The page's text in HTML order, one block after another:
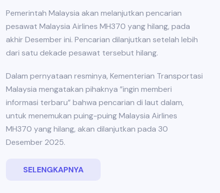
Pemerintah Malaysia akan melanjutkan pencarian
pesawat Malaysia Airlines MH370 yang hilang, pada
akhir Desember ini. Pencarian dilanjutkan setelah lebih
dari satu dekade pesawat tersebut hilang.
Dalam pernyataan resminya, Kementerian Transportasi
Malaysia mengatakan pihaknya ”ingin memberi
informasi terbaru” bahwa pencarian di laut dalam,
untuk menemukan puing-puing Malaysia Airlines
MH370 yang hilang, akan dilanjutkan pada 30
Desember 2025.
SELENGKAPNYA